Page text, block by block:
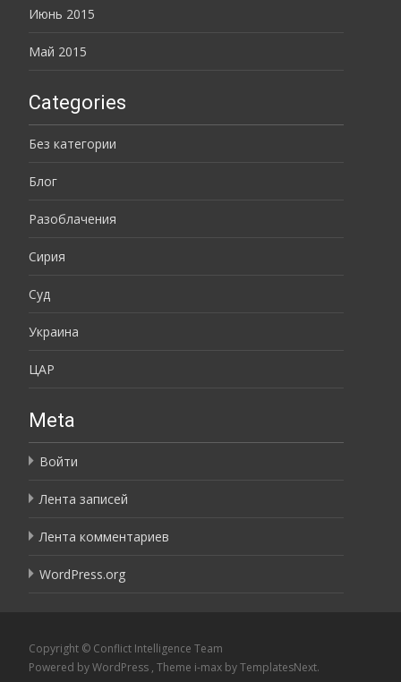
Июнь 2015
Май 2015
Categories
Без категории
Блог
Разоблачения
Сирия
Суд
Украина
ЦАР
Meta
Войти
Лента записей
Лента комментариев
WordPress.org
Copyright © Conflict Intelligence Team
Powered by WordPress , Theme i-max by TemplatesNext.